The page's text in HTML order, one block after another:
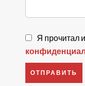
Я прочитал
ОТПРАВИТЬ